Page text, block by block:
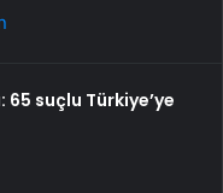
65 suçlu Türkiye’ye